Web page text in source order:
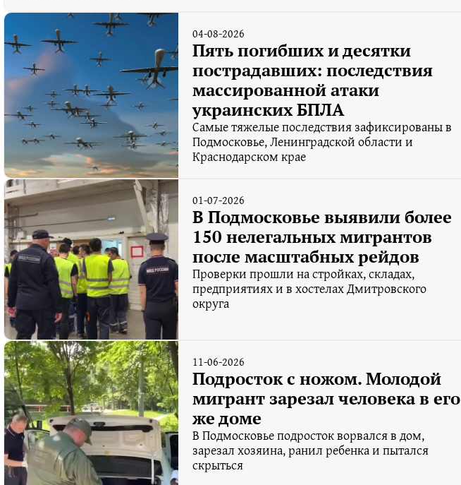
04-08-2026
Пять погибших и десятки
пострадавших: последствия
массированной атаки
украинских БПЛА
Самые тяжелые последствия зафиксированы в
Подмосковье, Ленинградской области и
Краснодарском крае
01-07-2026
В Подмосковье выявили более
150 нелегальных мигрантов
после масштабных рейдов
Проверки прошли на стройках, складах,
предприятиях и в хостелах Дмитровского
округа
11-06-2026
Подросток с ножом. Молодой
мигрант зарезал человека в его
же доме
В Подмосковье подросток ворвался в дом,
зарезал хозяина, ранил ребенка и пытался
скрыться